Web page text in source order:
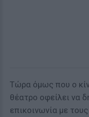
Τώρα όμως που ο
θέατρο οφείλει να
επικοινωνία με